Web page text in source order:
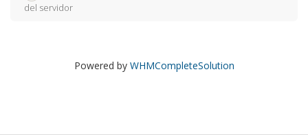
del servidor
Powered by WHMCompleteSolution